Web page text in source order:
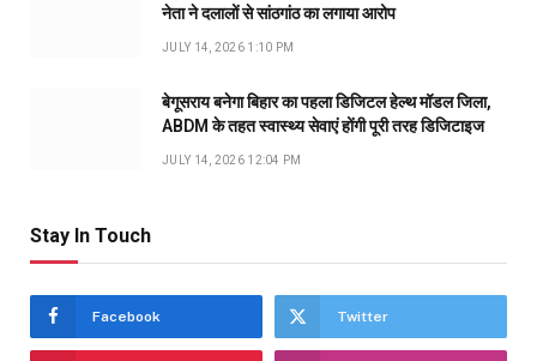
नेता ने दलालों से सांठगांठ का लगाया आरोप
JULY 14, 2026 1:10 PM
बेगूसराय बनेगा बिहार का पहला डिजिटल हेल्थ मॉडल जिला,
ABDM के तहत स्वास्थ्य सेवाएं होंगी पूरी तरह डिजिटाइज
JULY 14, 2026 12:04 PM
Stay In Touch
Facebook Twitter